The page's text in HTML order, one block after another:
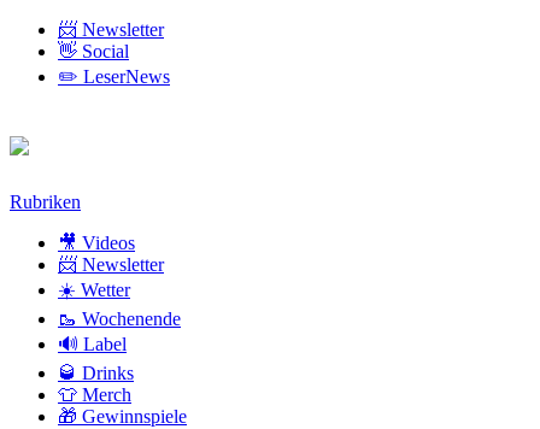
📨 Newsletter
👋 Social
✏️ LeserNews
Zum
Rubriken
🎥 Videos
📨 Newsletter
☀️ Wetter
🥾 Wochenende
🔊 Label
🥃 Drinks
👕 Merch
🎁 Gewinnspiele